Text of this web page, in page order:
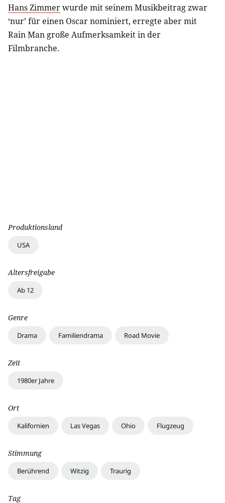
Hans Zimmerwurde mit seinem Musikbeitrag zwar
‘nur’ für einen Oscar nominiert, erregte aber mit
Rain Man große Aufmerksamkeit in der
Filmbranche.
Produktionsland
USA
Altersfreigabe
Ab 12
Genre
Drama Familiendrama Road Movie
Zeit
1980er Jahre
Ort
Kalifornien Las Vegas Ohio Flugzeug
Stimmung
Berührend Witzig Traurig
Tag